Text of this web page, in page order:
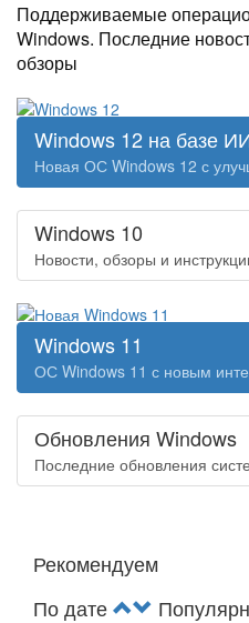
Поддерживаемые
Windows. Последние
обзоры
Windows 12 на базе
Новая ОС Windows 12 с
Windows 10
Новости, обзоры и
Windows 11
ОС Windows 11 с новым
Обновления Windows
Последние обновления
Рекомендуем
По дате